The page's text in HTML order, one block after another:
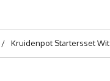
Kruidenpot Startersset Wit